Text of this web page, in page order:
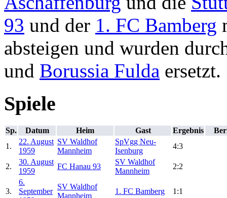
93 und der 1. FC Bamberg
absteigen und wurden
und Borussia Fulda ersetzt.
Spiele
Sp. Datum Heim Gast Ergebnis
1.
22. August
1959
SV Waldhof
Mannheim
SpVgg Neu-
Isenburg
4:3
2.
30. August
1959
FC Hanau 93
SV Waldhof
Mannheim
2:2
3.
6.
September
SV Waldhof
Mannheim
1. FC Bamberg 1:1